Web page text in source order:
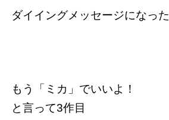
ダイイングメッセージになった
もう「ミカ」でいいよ！
と言って3作目